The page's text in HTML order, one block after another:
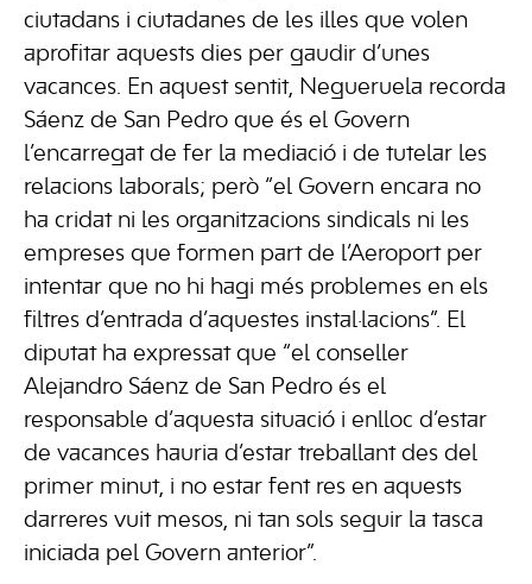
ciutadans i ciutadanes de les illes que volen
aprofitar aquests dies per gaudir d’unes
vacances. En aquest sentit, Negueruela recorda
Sáenz de San Pedro que és el Govern
l’encarregat de fer la mediació i de tutelar les
relacions laborals; però “el Govern encara no
ha cridat ni les organitzacions sindicals ni les
empreses que formen part de l’Aeroport per
intentar que no hi hagi més problemes en els
filtres d’entrada d’aquestes instal·lacions”. El
diputat ha expressat que “el conseller
Alejandro Sáenz de San Pedro és el
responsable d’aquesta situació i enlloc d’estar
de vacances hauria d’estar treballant des del
primer minut, i no estar fent res en aquests
darreres vuit mesos, ni tan sols seguir la tasca
iniciada pel Govern anterior”.